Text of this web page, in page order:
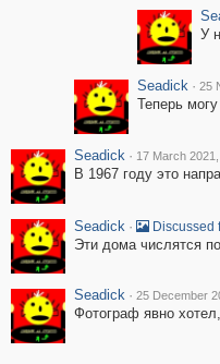
У
Seadick · 25
Теперь
Seadick · 17 March
В 1967 году это
Seadick · Discussed
Эти дома числятся
Seadick · 25 December
Фотограф явно